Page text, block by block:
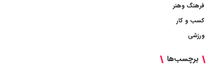
فرهنگ وهنر
کسب و کار
ورزشی
برچسب‌ها